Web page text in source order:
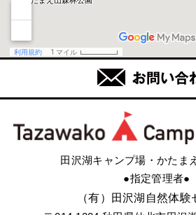
田沢湖キャンプ場・かたま
●指定管理者●
（有）田沢湖自然体験